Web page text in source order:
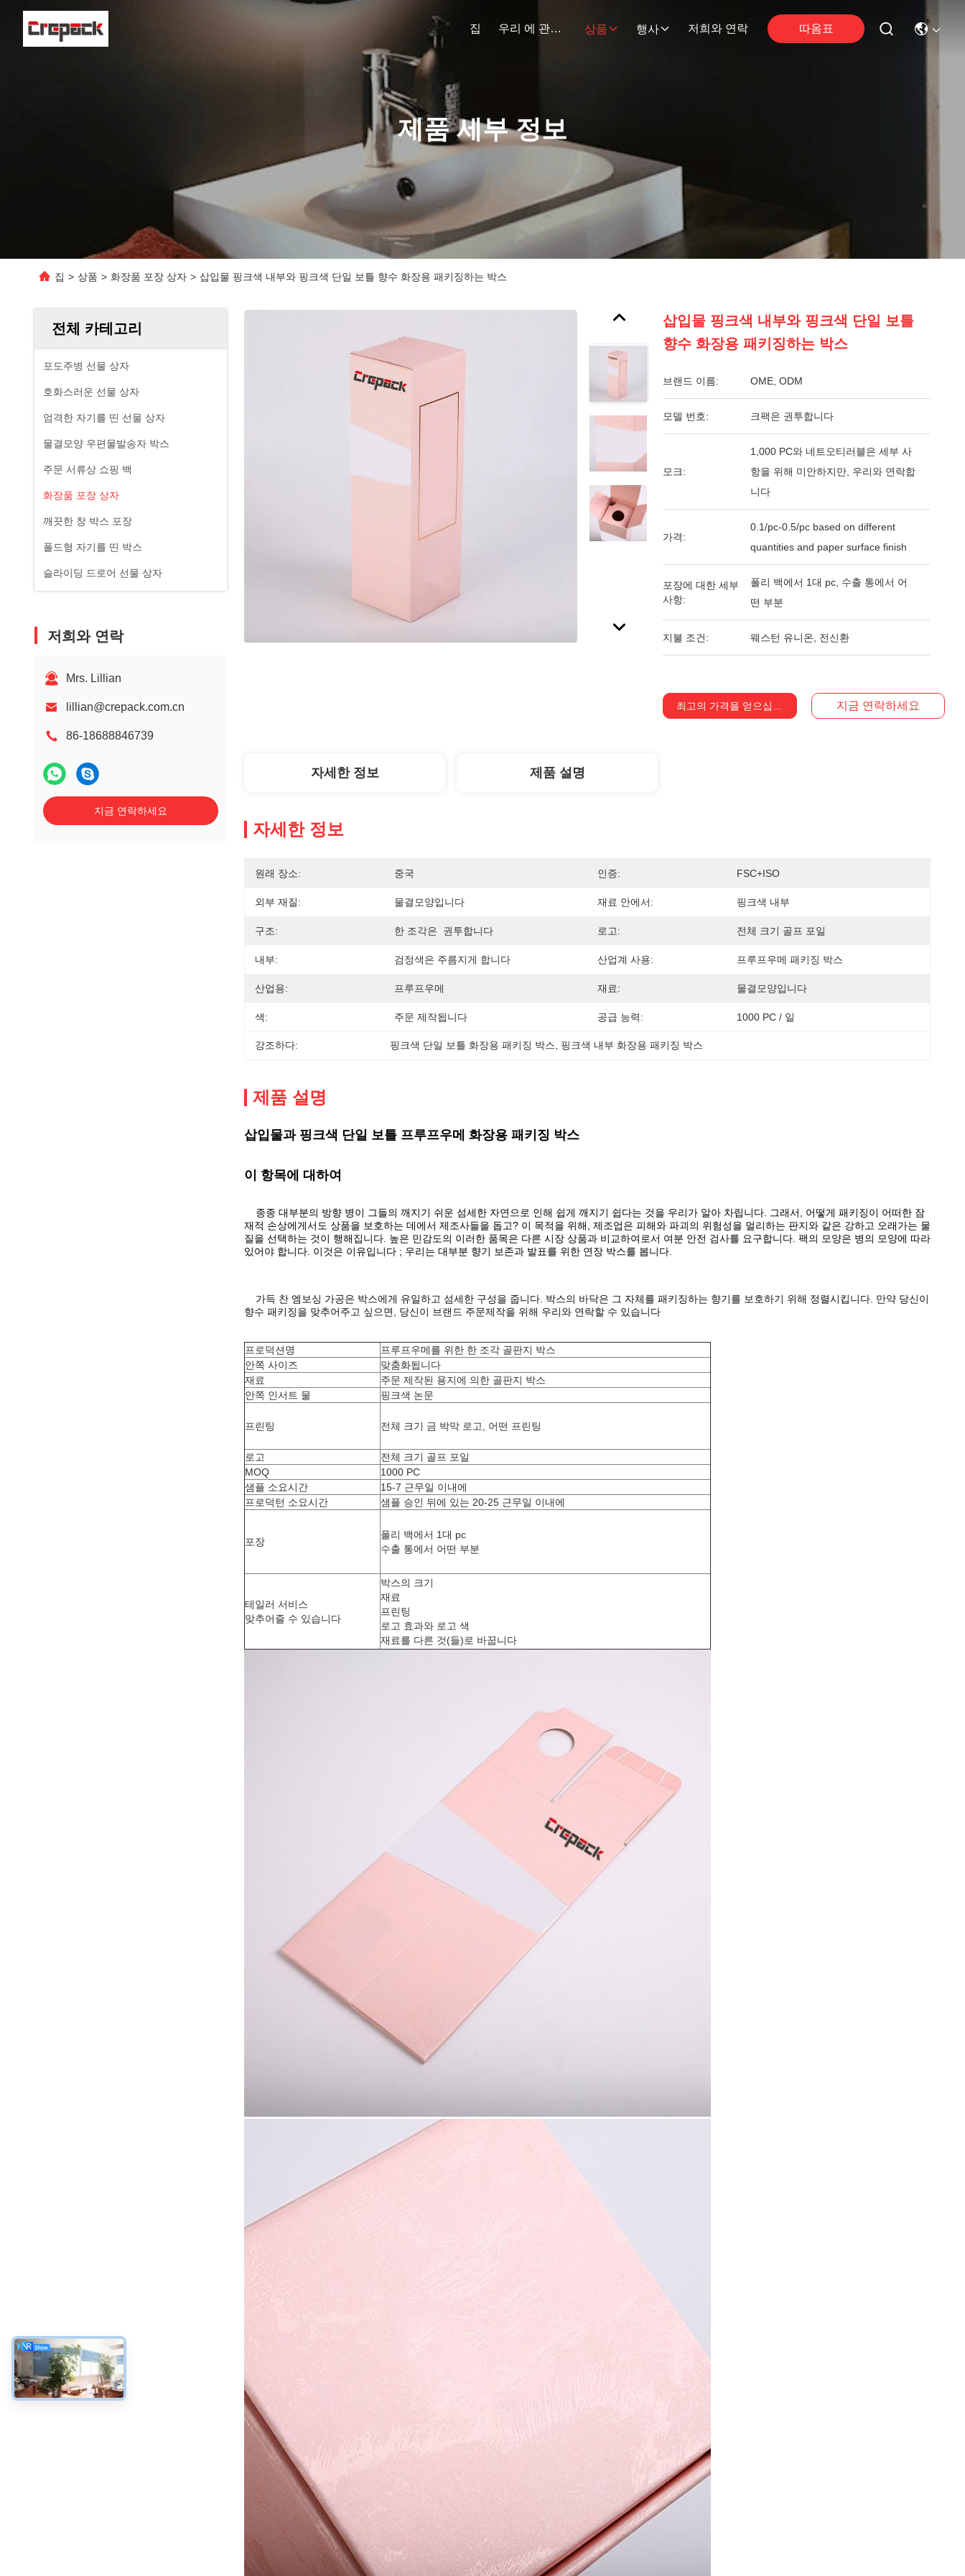
집 우리 에 관한 것 상품 행사 저희와 연락 따옴표
제품 세부 정보
집 > 상품 > 화장품 포장 상자 > 삽입물 핑크색 내부와 핑크색 단일 보틀 향수 화장용 패키징하는 박스
전체 카테고리
포도주병 선물 상자
호화스러운 선물 상자
엄격한 자기를 띤 선물 상자
물결모양 우편물발송자 박스
주문 서류상 쇼핑 백
화장품 포장 상자
깨끗한 창 박스 포장
폴드형 자기를 띤 박스
슬라이딩 드로어 선물 상자
저희와 연락
Mrs. Lillian
lillian@crepack.com.cn
86-18688846739
지금 연락하세요
삽입물 핑크색 내부와 핑크색 단일 보틀
향수 화장용 패키징하는 박스
브랜드 이름: OME, ODM
모델 번호: 크팩은 권투합니다
모크:
1,000 PC와 네트오티러블은 세부 사
항을 위해 미안하지만, 우리와 연락합
니다
가격:
0.1/pc-0.5/pc based on different
quantities and paper surface finish
포장에 대한 세부
사항:
폴리 백에서 1대 pc, 수출 통에서 어
떤 부분
지불 조건: 웨스턴 유니온, 전신환
최고의 가격을 얻으십시오 지금 연락하세요
자세한 정보 제품 설명
자세한 정보
원래 장소: 중국 인증: FSC+ISO
외부 재질: 물결모양입니다 재료 안에서: 핑크색 내부
구조: 한 조각은  권투합니다 로고: 전체 크기 골프 포일
내부: 검정색은 주름지게 합니다 산업계 사용: 프루프우메 패키징 박스
산업용: 프루프우메 재료: 물결모양입니다
색: 주문 제작됩니다 공급 능력: 1000 PC / 일
강조하다: 핑크색 단일 보틀 화장용 패키징 박스 핑크색 내부 화장용 패키징 박스
제품 설명
삽입물과 핑크색 단일 보틀 프루프우메 화장용 패키징 박스
이 항목에 대하여
종종 대부분의 방향 병이 그들의 깨지기 쉬운 섬세한 자연으로 인해 쉽게 깨지기 쉽다는 것을 우리가 알아 차립니다. 그래서, 어떻게 패키징이 어떠한 잠
재적 손상에게서도 상품을 보호하는 데에서 제조사들을 돕고? 이 목적을 위해, 제조업은 피해와 파괴의 위험성을 멀리하는 판지와 같은 강하고 오래가는 물
질을 선택하는 것이 행해집니다. 높은 민감도의 이러한 품목은 다른 시장 상품과 비교하여로서 여분 안전 검사를 요구합니다. 팩의 모양은 병의 모양에 따라
있어야 합니다. 이것은 이유입니다 ; 우리는 대부분 향기 보존과 발표를 위한 연장 박스를 봅니다.
가득 찬 엠보싱 가공은 박스에게 유일하고 섬세한 구성을 줍니다. 박스의 바닥은 그 자체를 패키징하는 향기를 보호하기 위해 정렬시킵니다. 만약 당신이
향수 패키징을 맞추어주고 싶으면, 당신이 브랜드 주문제작을 위해 우리와 연락할 수 있습니다
프로덕션명 프루프우메를 위한 한 조각 골판지 박스
안쪽 사이즈
맞춤화됩니다
재료
주문 제작된 용지에 의한 골판지 박스
안쪽 인서트 물
핑크색 논문
프린팅 전체 크기 금 박막 로고, 어떤 프린팅
로고
전체 크기 골프 포일
MOQ
1000 PC
샘플 소요시간
15-7 근무일 이내에
프로덕턴 소요시간
샘플 승인 뒤에 있는 20-25 근무일 이내에
포장
폴리 백에서 1대 pc
수출 통에서 어떤 부분
테일러 서비스
맞추어줄 수 있습니다
박스의 크기
재료
프린팅
로고 효과와 로고 색
재료를 다른 것(들)로 바꿉니다